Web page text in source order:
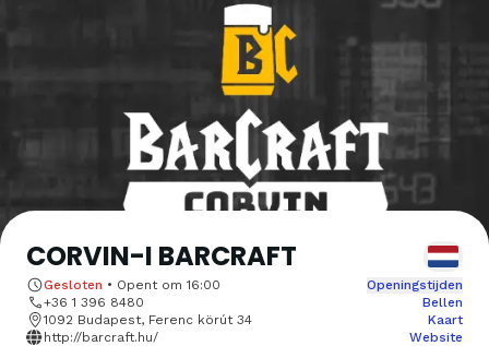
CORVIN-I BARCRAFT
Gesloten • Opent om 16:00
Openingstijden
+36 1 396 8480
Bellen
1092 Budapest, Ferenc körút 34
Kaart
http://barcraft.hu/
Website